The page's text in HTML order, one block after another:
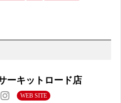
ーキットロード店
WEB SITE